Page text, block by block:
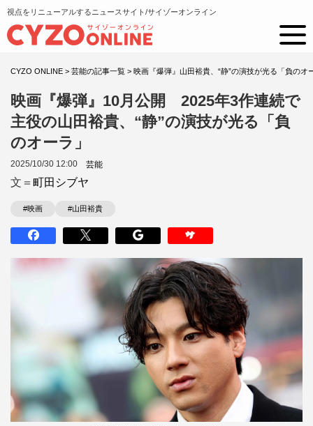
視点をリニューアルするニュースサイト/サイゾーオンライン
CYZO ONLINE > 芸能の記事一覧 > 映画『爆弾』山田裕貴、“静”の演技が光る「負のオ
映画『爆弾』10月公開 2025年3作連続で
主役の山田裕貴、“静”の演技が光る「負
のオーラ」
2025/10/30 12:00 芸能
文＝ 町田シブヤ
#映画 #山田裕貴